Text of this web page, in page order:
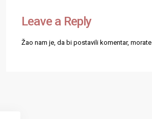
Leave a Reply
Žao nam je, da bi postavili komentar, morate